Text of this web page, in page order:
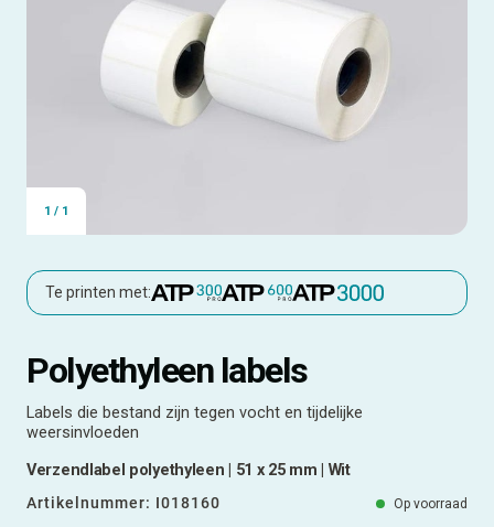
1 / 1
Te printen met:
Polyethyleen labels
Labels die bestand zijn tegen vocht en tijdelijke
weersinvloeden
Verzendlabel polyethyleen | 51 x 25 mm | Wit
Artikelnummer: I018160 Op voorraad